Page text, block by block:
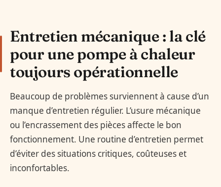
Entretien mécanique : la clé
pour une pompe à chaleur
toujours opérationnelle
Beaucoup de problèmes surviennent à cause d’un
manque d’entretien régulier. L’usure mécanique
ou l’encrassement des pièces affecte le bon
fonctionnement. Une routine d’entretien permet
d’éviter des situations critiques, coûteuses et
inconfortables.